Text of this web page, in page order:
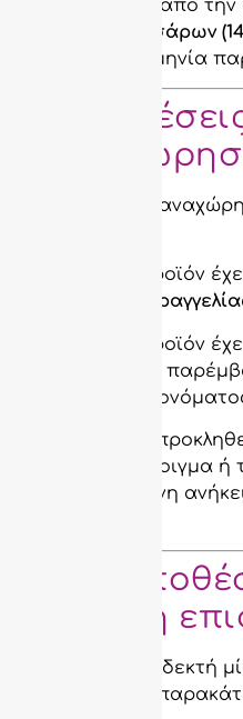
υπαναχωρήσει από την
δεκατεσσάρων
από την ημερομηνία
🚫
Το δικαίωμα
Όταν το προϊόν
ειδικής
Όταν το προϊόν
επιθυμία ή
προσθήκη
Όταν έχει
κατά το άνοιγμα
και η ευθύνη
✅
αποδοχή
Για να γίνει αποδεκτή
πληρούνται τα